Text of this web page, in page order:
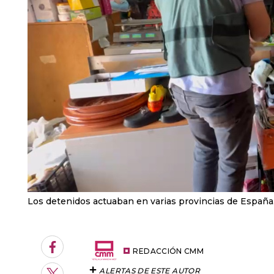
Los detenidos actuaban en varias provincias de
Facebook REDACCIÓN CMM
ALERTAS DE ESTE AUTOR